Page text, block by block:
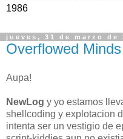
1986
jueves, 31 de marzo de
Overflowed Minds
Aupa!
NewLog y yo estamos
shellcoding y explotacion
intenta ser un vestigio de